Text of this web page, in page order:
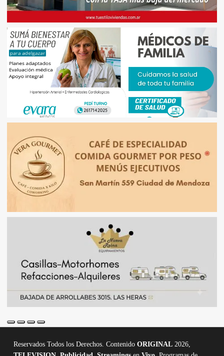
Reservados Todos los Derechos. Contenido ORIGINAL2026,